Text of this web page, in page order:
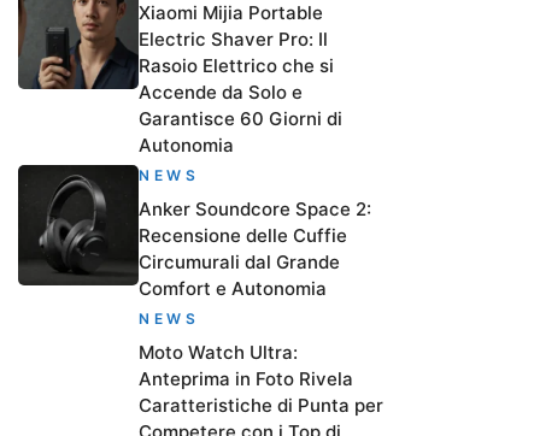
Xiaomi Mijia Portable
Electric Shaver Pro: Il
Rasoio Elettrico che si
Accende da Solo e
Garantisce 60 Giorni di
Autonomia
NEWS
Anker Soundcore Space 2:
Recensione delle Cuffie
Circumurali dal Grande
Comfort e Autonomia
NEWS
Moto Watch Ultra:
Anteprima in Foto Rivela
Caratteristiche di Punta per